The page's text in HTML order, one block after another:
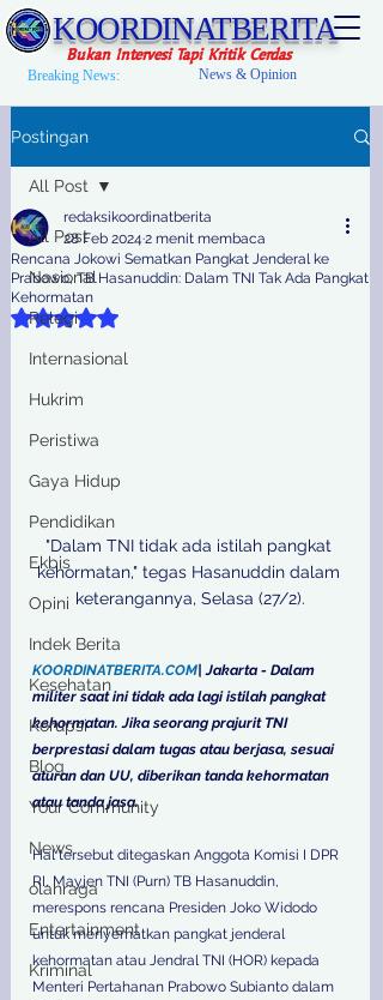
KOORDINATBERITA
Bukan Intervesi Tapi Kritik Cerdas
Breaking News: News & Opinion
Postingan
All Post
Nasional
Relegi
Internasional
Hukrim
Peristiwa
Gaya Hidup
Pendidikan
Ekbis
Opini
Indek Berita
Kesehatan
Korupsi
Blog
Your Community
News
olahraga
Entertainment
Kriminal
All Post
Rencana Jokowi Sematkan Pangkat Jenderal ke
Prabowo, TB Hasanuddin: Dalam TNI Tak Ada Pangkat
Kehormatan
redaksikoordinatberita
28 Feb 2024 2 menit membaca
Dinilai NaN dari 5 bintang.
"Dalam TNI tidak ada istilah pangkat
kehormatan," tegas Hasanuddin dalam
keterangannya, Selasa (27/2).
KOORDINATBERITA.COM | Jakarta - Dalam
militer saat ini tidak ada lagi istilah pangkat
kehormatan. Jika seorang prajurit TNI
berprestasi dalam tugas atau berjasa, sesuai
aturan dan UU, diberikan tanda kehormatan
atau tanda jasa.
Hal tersebut ditegaskan Anggota Komisi I DPR
RI, Mayjen TNI (Purn) TB Hasanuddin,
merespons rencana Presiden Joko Widodo
untuk menyematkan pangkat jenderal
kehormatan atau Jendral TNI (HOR) kepada
Menteri Pertahanan Prabowo Subianto dalam